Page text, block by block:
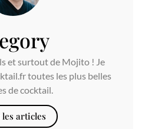
et surtout de Mojito ! Je
toutes les plus belles
de cocktail.
les articles